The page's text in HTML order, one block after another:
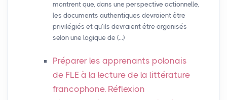
montrent que, dans une perspective actionnelle,
les documents authentiques devraient être
privilégiés et qu’ils devraient être organisés
selon une logique de (…)
Préparer les apprenants polonais
de FLE à la lecture de la littérature
francophone. Réflexion